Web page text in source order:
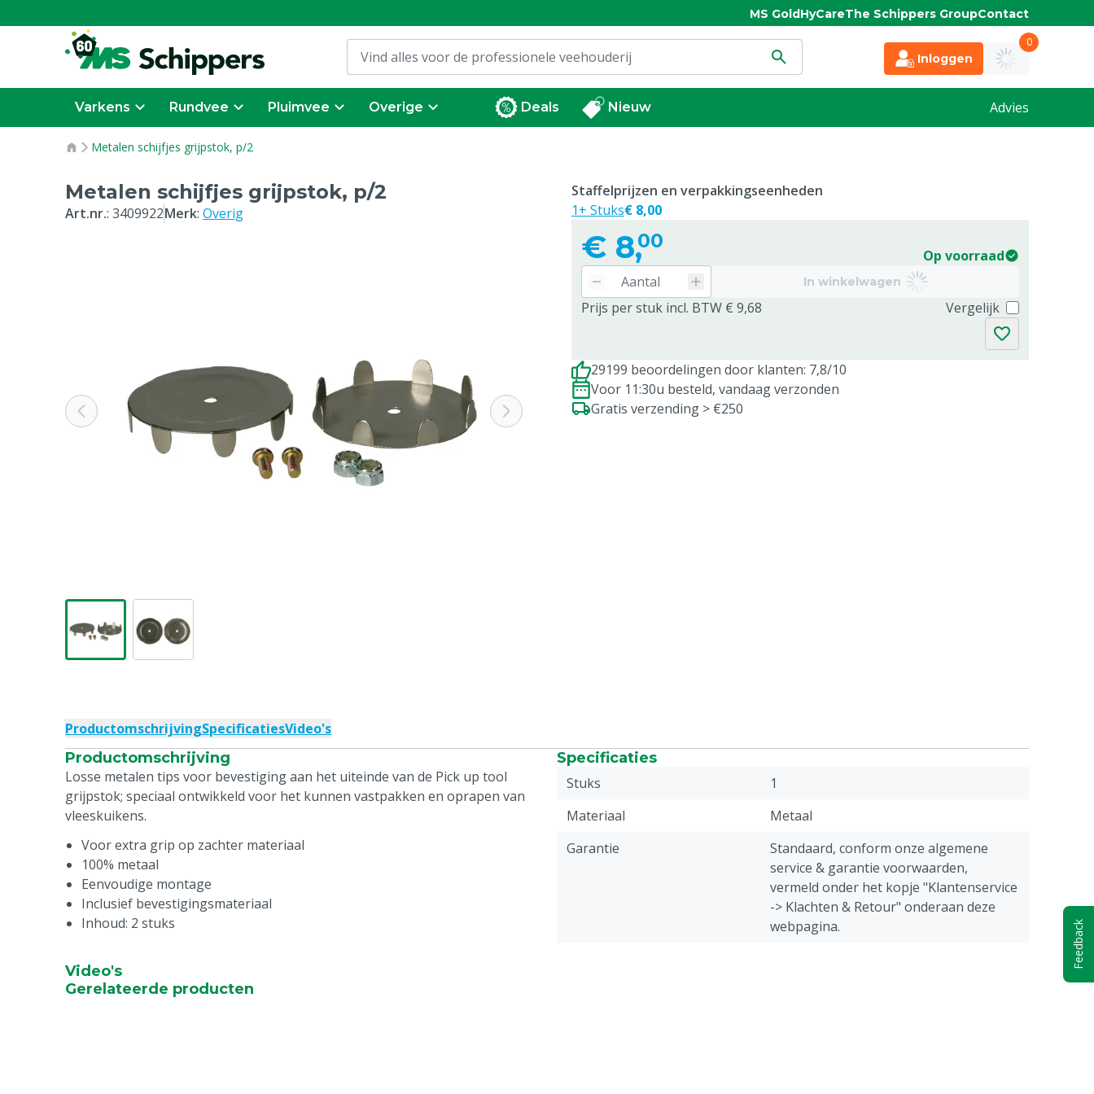
MS GoldHyCareThe Schippers GroupContact
Inloggen
0
Varkens Rundvee Pluimvee Overige Deals Nieuw Advies
Metalen schijfjes grijpstok, p/2
Metalen schijfjes grijpstok, p/2
Art.nr.: 3409922Merk: Overig
€ 8,00
Op voorraad
In winkelwagen
Prijs per stuk incl. BTW € 9,68 Vergelijk
Staffelprijzen en verpakkingseenheden
1+ Stuks€ 8,00
29199 beoordelingen door klanten: 7,8/10
Voor 11:30u besteld, vandaag verzonden
Gratis verzending > €250
ProductomschrijvingSpecificatiesVideo's
Productomschrijving
Losse metalen tips voor bevestiging aan het uiteinde van de Pick up tool
grijpstok; speciaal ontwikkeld voor het kunnen vastpakken en oprapen van
vleeskuikens.
Voor extra grip op zachter materiaal
100% metaal
Eenvoudige montage
Inclusief bevestigingsmateriaal
Inhoud: 2 stuks
Specificaties
Stuks
1
Materiaal
Metaal
Garantie
Standaard, conform onze algemene
service & garantie voorwaarden,
vermeld onder het kopje "Klantenservice
-> Klachten & Retour" onderaan deze
webpagina.
Video's
Gerelateerde producten
Feedback